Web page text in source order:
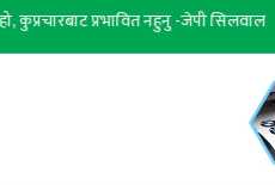
प्रभावित नहुनु -जेपी सिलवाल ३